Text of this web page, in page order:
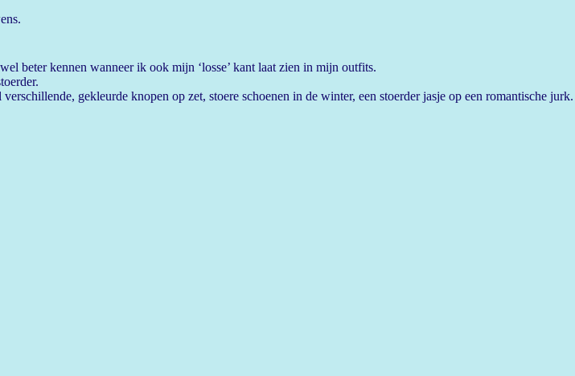
beter kennen wanneer ik ook mijn ‘losse’ kant laat zien in mijn outfits.
gekleurde knopen op zet, stoere schoenen in de winter, een stoerder jasje op een romantische jurk.